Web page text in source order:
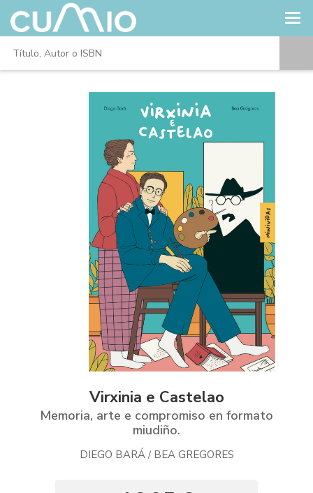
Virxinia e Castelao
Memoria, arte e compromiso en formato
miudiño.
DIEGO BARÁ / BEA GREGORES